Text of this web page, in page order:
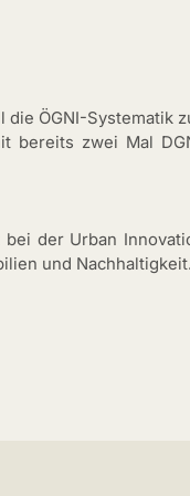
ÖGNI-Systematik
bereits zwei Mal
der Urban
und Nachhaltigkeit.